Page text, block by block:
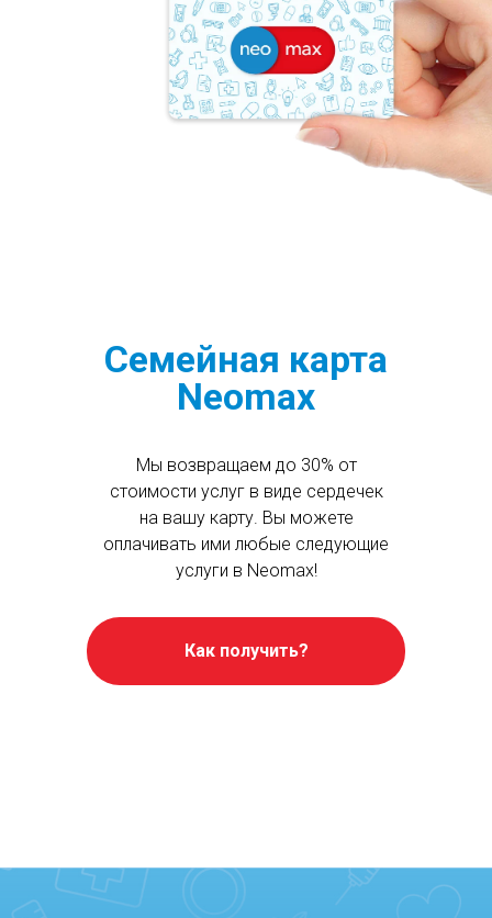
Семейная карта
Neomax
Мы возвращаем до 30% от
стоимости услуг в виде сердечек
на вашу карту. Вы можете
оплачивать ими любые следующие
услуги в Neomax!
Как получить?